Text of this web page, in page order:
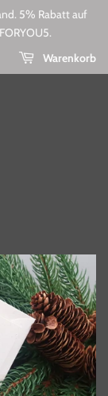
5% Rabatt auf
Warenkorb